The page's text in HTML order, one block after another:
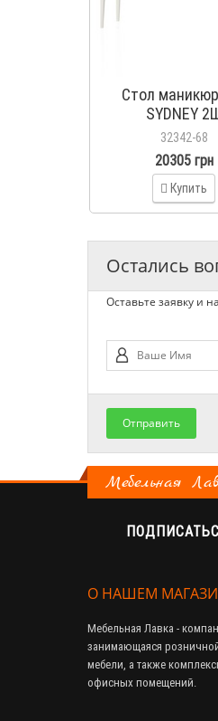
Стол
SYDNEY
32342-68
20305 грн
Купить
Остались
Оставьте заявку и
Отправить
Мебельная
О НАШЕМ
Мебельная Лавка -
занимающаяся
мебели, а также
офисных помещений.